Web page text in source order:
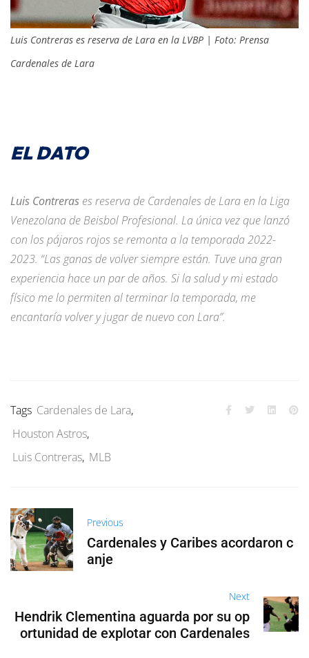
Luis Contreras es reserva de Lara en la LVBP | Foto: Prensa
Cardenales de Lara
EL DATO
Luis Contreras es reserva de Cardenales de Lara en la Liga
Venezolana de Beisbol Profesional. La única vez que lanzó
con los pájaros rojos se remonta a la temporada 2022-
2023. “Las ganas de volver siempre están. Tuve una gran
experiencia hace un par de años. Si la salud y mi estado
físico me lo permiten al terminar la temporada, me
encantaría volver y jugar de nuevo con Lara”.
Tags Cardenales de Lara,
Houston Astros,
Luis Contreras, MLB
Previous
Cardenales y Caribes acordaron c
anje
Next
Hendrik Clementina aguarda por su op
ortunidad de explotar con Cardenales